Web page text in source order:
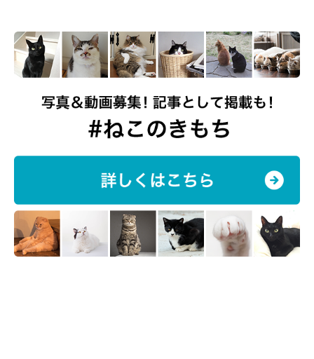
「さかもとちゃんは『ダメよ！』とか『よし！』をちゃんと守っ
たり、注意されると目を逸らしながらごにょごにょなんか文句を
言っていたり（笑） 表情もいろいろあって、見ていて毎日本当